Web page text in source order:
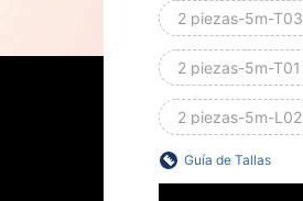
2 piezas-5m-T03
2 piezas-5m-T01
2 piezas-5m-L02
Guía de Tallas